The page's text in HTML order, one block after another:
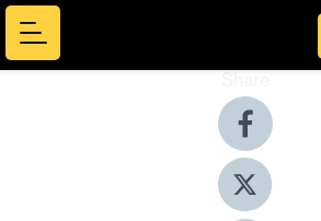
Share